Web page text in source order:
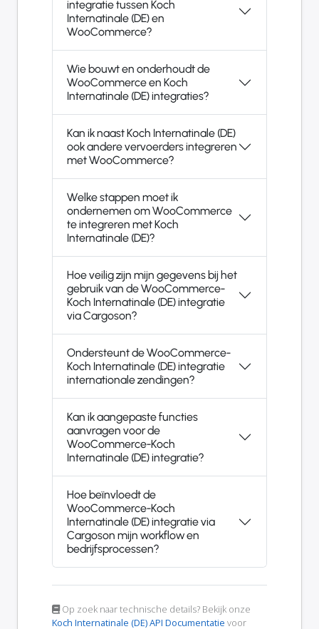
integratie tussen Koch
Internatinale (DE) en
WooCommerce?
Wie bouwt en onderhoudt de
WooCommerce en Koch
Internatinale (DE) integraties?
Kan ik naast Koch Internatinale (DE)
ook andere vervoerders integreren
met WooCommerce?
Welke stappen moet ik
ondernemen om WooCommerce
te integreren met Koch
Internatinale (DE)?
Hoe veilig zijn mijn gegevens bij het
gebruik van de WooCommerce-
Koch Internatinale (DE) integratie
via Cargoson?
Ondersteunt de WooCommerce-
Koch Internatinale (DE) integratie
internationale zendingen?
Kan ik aangepaste functies
aanvragen voor de
WooCommerce-Koch
Internatinale (DE) integratie?
Hoe beïnvloedt de
WooCommerce-Koch
Internatinale (DE) integratie via
Cargoson mijn workflow en
bedrijfsprocessen?
Op zoek naar technische details? Bekijk onze
Koch Internatinale (DE) API Documentatie voor